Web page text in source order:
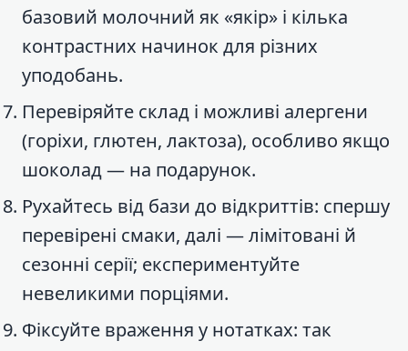
базовий молочний як «якір» і кілька
контрастних начинок для різних
уподобань.
Перевіряйте склад і можливі алергени
(горіхи, глютен, лактоза), особливо якщо
шоколад — на подарунок.
Рухайтесь від бази до відкриттів: спершу
перевірені смаки, далі — лімітовані й
сезонні серії; експериментуйте
невеликими порціями.
Фіксуйте враження у нотатках: так